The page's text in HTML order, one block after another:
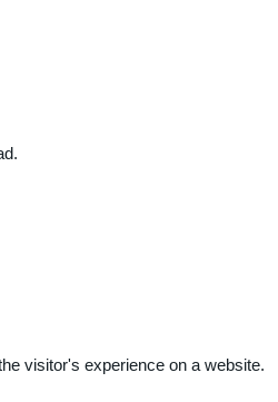
visitor's experience on a website.